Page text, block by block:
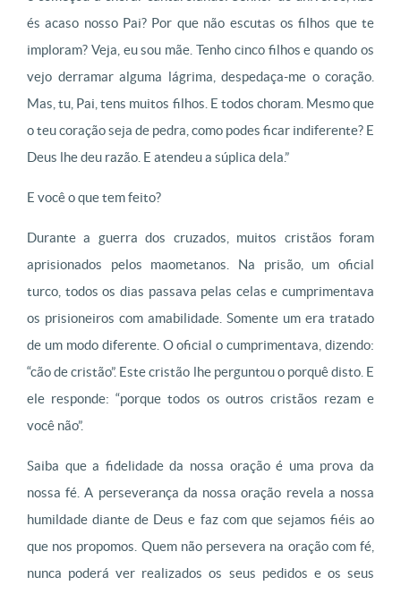
és acaso nosso Pai? Por que não escutas os filhos que te
imploram? Veja, eu sou mãe. Tenho cinco filhos e quando os
vejo derramar alguma lágrima, despedaça-me o coração.
Mas, tu, Pai, tens muitos filhos. E todos choram. Mesmo que
o teu coração seja de pedra, como podes ficar indiferente? E
Deus lhe deu razão. E atendeu a súplica dela.”
E você o que tem feito?
Durante a guerra dos cruzados, muitos cristãos foram
aprisionados
pelos maometanos. Na prisão, um oficial
turco, todos os dias passava pelas celas e cumprimentava
os prisioneiros com amabilidade. Somente um era tratado
de um modo diferente. O oficial o cumprimentava, dizendo:
“cão de cristão”. Este cristão lhe perguntou o porquê disto. E
ele responde: “porque todos os outros cristãos rezam e
você não”.
Saiba que a fidelidade da nossa oração é uma prova da
nossa fé. A perseverança da nossa oração revela a nossa
humildade diante de Deus e faz com que sejamos fiéis ao
que nos propomos. Quem não persevera na oração com fé,
nunca poderá ver realizados os seus pedidos e os seus